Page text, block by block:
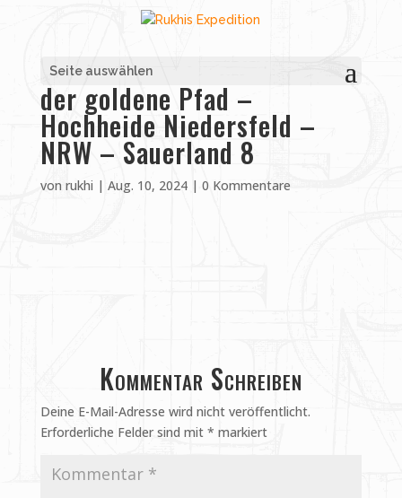
Seite auswählen
der goldene Pfad –
Hochheide Niedersfeld –
NRW – Sauerland 8
von rukhi | Aug. 10, 2024| 0 Kommentare
Kommentar Schreiben
Deine E-Mail-Adresse wird nicht veröffentlicht.
Erforderliche Felder sind mit * markiert